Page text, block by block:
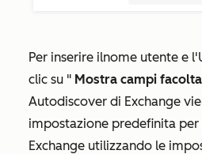
Per inserire ilnome utente e
clic su " Mostra campi
Autodiscover di Exchange
impostazione predefinita per
Exchange utilizzando le